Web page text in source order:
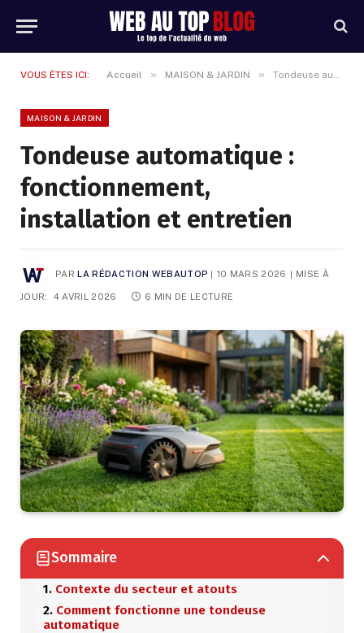
VOUS ÊTES ICI: Accueil » MAISON & JARDIN » Tondeuse automatique : fonctionnement, installation et entretien
MAISON & JARDIN
Tondeuse automatique :
fonctionnement,
installation et entretien
PAR LA RÉDACTION WEBAUTOP 10 MARS 2026 MISE À
JOUR: 4 AVRIL 2026 6 MIN DE LECTURE
Sommaire
Contexte du secteur et atouts
Comment fonctionne une tondeuse
automatique